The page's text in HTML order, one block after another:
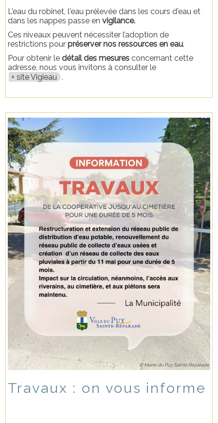
L'eau du robinet, l'eau prélevée dans les cours d'eau et
dans les nappes passe en vigilance.
Ces niveaux peuvent nécessiter l’adoption de
restrictions pourpréserver nos ressources en eau.
Pour obtenir le détail des mesures concernant cette
adresse, nous vous invitons à consulter le
site Vigieau
.
© Mairie du Puy Sainte Réparade
Travaux : on vous informe